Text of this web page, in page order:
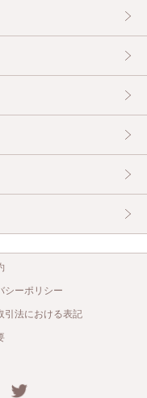
シーポリシー
引法における表記